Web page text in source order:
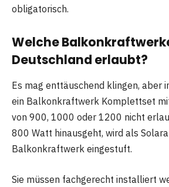
obligatorisch.
Welche
Deutschland erlaubt?
Es mag enttäuschend klingen, aber
ein Balkonkraftwerk Komplettset
von 900, 1000 oder 1200 nicht
800 Watt hinausgeht, wird als
Balkonkraftwerk eingestuft.
Sie müssen fachgerecht installiert